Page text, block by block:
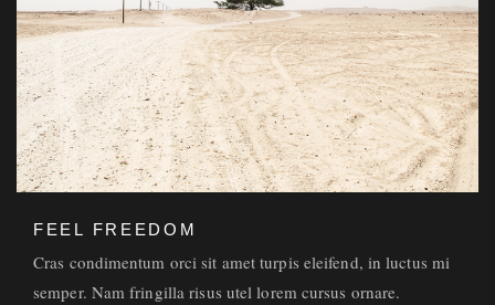
FEEL FREEDOM
Cras condimentum orci sit amet turpis eleifend, in luctus mi
semper. Nam fringilla risus utel lorem cursus ornare.